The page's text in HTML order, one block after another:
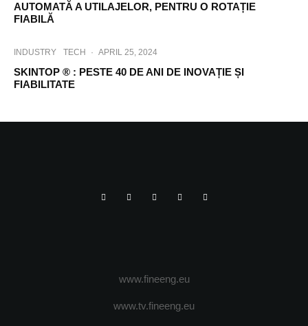
AUTOMATĂ A UTILAJELOR, PENTRU O ROTAȚIE
FIABILĂ
INDUSTRY TECH · APRIL 25, 2024
SKINTOP ® : PESTE 40 DE ANI DE INOVAȚIE ȘI
FIABILITATE
www.fineeng.eu
www.tv.fineeng.eu